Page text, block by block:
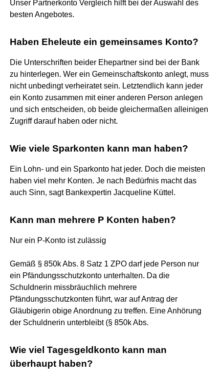
Unser Partnerkonto Vergleich hilft bei der Auswahl des
besten Angebotes.
Haben Eheleute ein gemeinsames Konto?
Die Unterschriften beider Ehepartner sind bei der Bank
zu hinterlegen. Wer ein Gemeinschaftskonto anlegt, muss
nicht unbedingt verheiratet sein. Letztendlich kann jeder
ein Konto zusammen mit einer anderen Person anlegen
und sich entscheiden, ob beide gleichermaßen alleinigen
Zugriff darauf haben oder nicht.
Wie viele Sparkonten kann man haben?
Ein Lohn- und ein Sparkonto hat jeder. Doch die meisten
haben viel mehr Konten. Je nach Bedürfnis macht das
auch Sinn, sagt Bankexpertin Jacqueline Küttel.
Kann man mehrere P Konten haben?
Nur ein P-Konto ist zulässig
Gemäß § 850k Abs. 8 Satz 1 ZPO darf jede Person nur
ein Pfändungsschutzkonto unterhalten. Da die
Schuldnerin missbräuchlich mehrere
Pfändungsschutzkonten führt, war auf Antrag der
Gläubigerin obige Anordnung zu treffen. Eine Anhörung
der Schuldnerin unterbleibt (§ 850k Abs.
Wie viel Tagesgeldkonto kann man
überhaupt haben?